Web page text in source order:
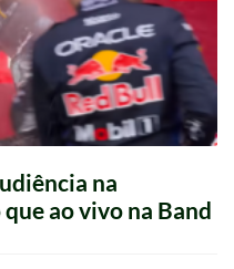
na
ao vivo na Band